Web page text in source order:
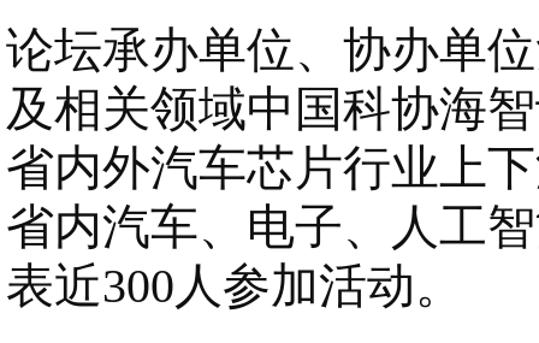
论坛承办单位、协办单
及相关领域中国科协海
省内外汽车芯片行业上
省内汽车、电子、人工
表近300人参加活动。